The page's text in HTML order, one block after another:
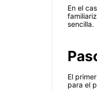
En el
sencilla.
El
para el